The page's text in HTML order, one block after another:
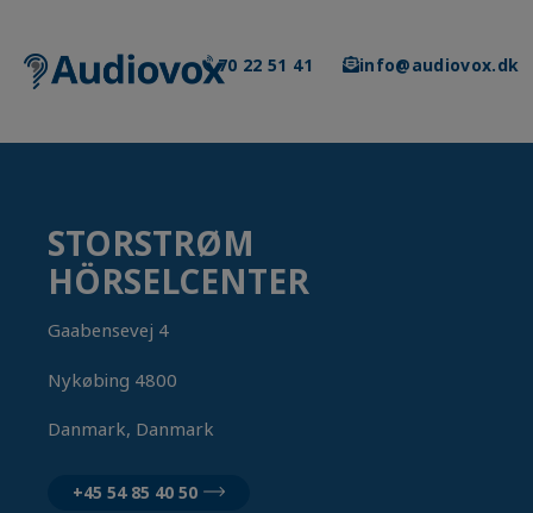
content
70 22 51 41 info@audiovox.dk
STORSTRØM
HÖRSELCENTER
Gaabensevej 4
Nykøbing 4800
Danmark, Danmark
+45 54 85 40 50